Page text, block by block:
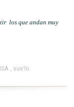
los que andan muy
, sue?o